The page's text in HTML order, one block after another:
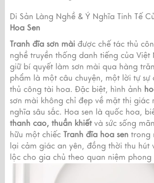
Di Sản Làng Nghề & Ý Nghĩa Tinh Tế
Hoa Sen
Tranh đĩa sơn mài được chế tác thủ
nghề truyền thống danh tiếng của Việt
giữ bí quyết làm sơn mài qua hàng
phẩm là một câu chuyện, một lời tự sự
thủ công tài hoa. Đặc biệt, hình ảnh
sơn mài không chỉ đẹp về mặt thị giác
nghĩa sâu sắc. Hoa sen là quốc hoa,
thanh cao, thuần khiếtvà sức sống
hữu một chiếc Tranh đĩa hoa sen trong
lại cảm giác an yên, đồng thời thu hút
lộc cho gia chủ theo quan niệm phong